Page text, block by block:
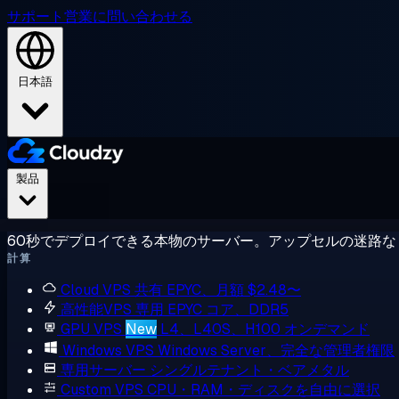
サポート営業に問い合わせる
日本語
60秒でデプロイできる本物のサーバー。アップセルの迷路
計算
Cloud VPS 共有 EPYC、月額 $2.48〜
高性能VPS 専用 EPYC コア、DDR5
GPU VPS New L4、L40S、H100 オンデマンド
Windows VPS Windows Server、完全な管理者権限
専用サーバー シングルテナント・ベアメタル
Custom VPS CPU・RAM・ディスクを自由に選択